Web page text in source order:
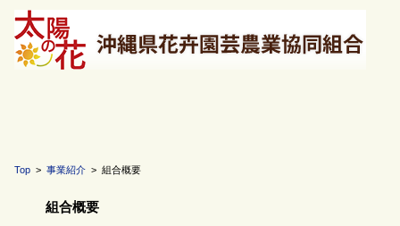
Top > 事業紹介 > 組合概要
組合概要